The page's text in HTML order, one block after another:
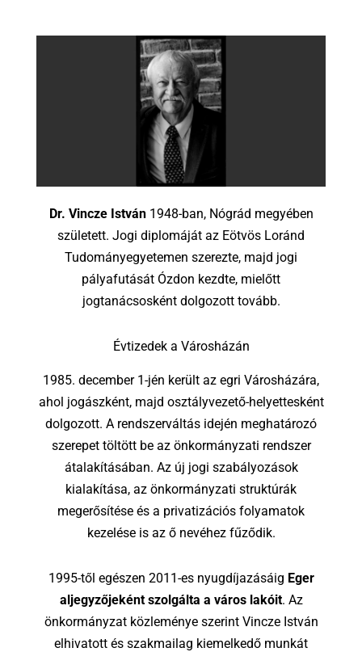
Dr. Vincze István1948-ban, Nógrád megyében
született. Jogi diplomáját az Eötvös Loránd
Tudományegyetemen szerezte, majd jogi
pályafutását Ózdon kezdte, mielőtt
jogtanácsosként dolgozott tovább.
Évtizedek a Városházán
1985. december 1-jén került az egri Városházára,
ahol jogászként, majd osztályvezető-helyettesként
dolgozott. A rendszerváltás idején meghatározó
szerepet töltött be az önkormányzati rendszer
átalakításában. Az új jogi szabályozások
kialakítása, az önkormányzati struktúrák
megerősítése és a privatizációs folyamatok
kezelése is az ő nevéhez fűződik.
1995-től egészen 2011-es nyugdíjazásáig Eger
aljegyzőjeként szolgálta a város lakóit. Az
önkormányzat közleménye szerint Vincze István
elhivatott és szakmailag kiemelkedő munkát